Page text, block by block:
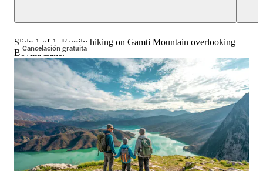
Cancelación gratuita
Slide 1 of 1, Family hiking on Gamti Mountain overlooking
Bovilla Lake.